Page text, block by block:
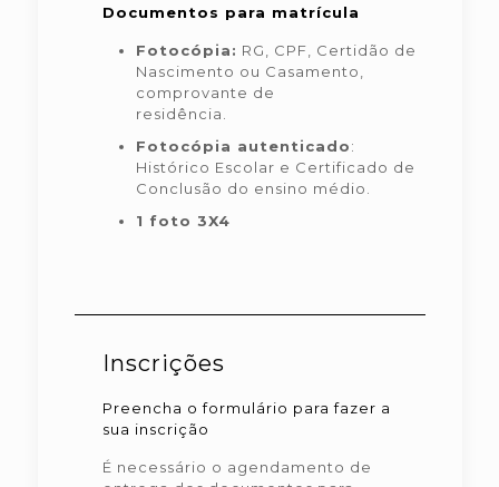
Documentos para matrícula
Fotocópia: RG, CPF, Certidão de
Nascimento ou Casamento,
comprovante de
residência.
Fotocópia autenticado:
Histórico Escolar e Certificado de
Conclusão do ensino médio.
1 foto 3X4
Inscrições
Preencha o formulário para fazer a
sua inscrição
É necessário o agendamento de